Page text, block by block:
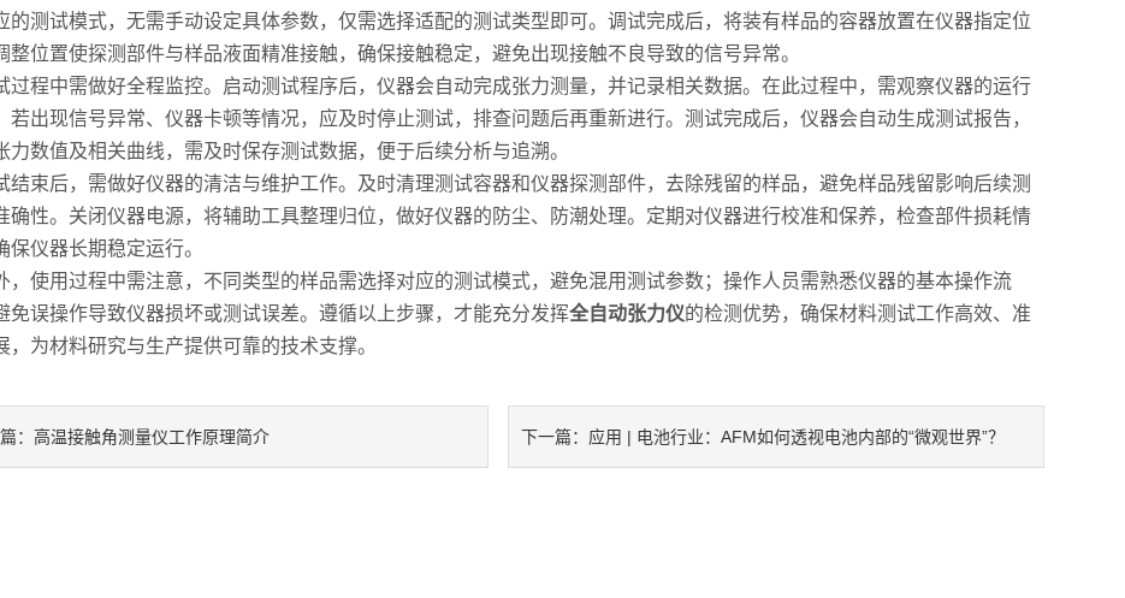
的测试模式，无需手动设定具体参数，仅需选择适配的测试类型即可。调试完成后，将装有样品的容器放置在仪器指定位
整位置使探测部件与样品液面精准接触，确保接触稳定，避免出现接触不良导致的信号异常。
程中需做好全程监控。启动测试程序后，仪器会自动完成张力测量，并记录相关数据。在此过程中，需观察仪器的运行
若出现信号异常、仪器卡顿等情况，应及时停止测试，排查问题后再重新进行。测试完成后，仪器会自动生成测试报告，
力数值及相关曲线，需及时保存测试数据，便于后续分析与追溯。
束后，需做好仪器的清洁与维护工作。及时清理测试容器和仪器探测部件，去除残留的样品，避免样品残留影响后续测
确性。关闭仪器电源，将辅助工具整理归位，做好仪器的防尘、防潮处理。定期对仪器进行校准和保养，检查部件损耗情
保仪器长期稳定运行。
使用过程中需注意，不同类型的样品需选择对应的测试模式，避免混用测试参数；操作人员需熟悉仪器的基本操作流
免误操作导致仪器损坏或测试误差。遵循以上步骤，才能充分发挥全自动张力仪的检测优势，确保材料测试工作高效、准
，为材料研究与生产提供可靠的技术支撑。
： 高温接触角测量仪工作原理简介 下一篇： 应用 | 电池行业：AFM如何透视电池内部的“微观世界”？